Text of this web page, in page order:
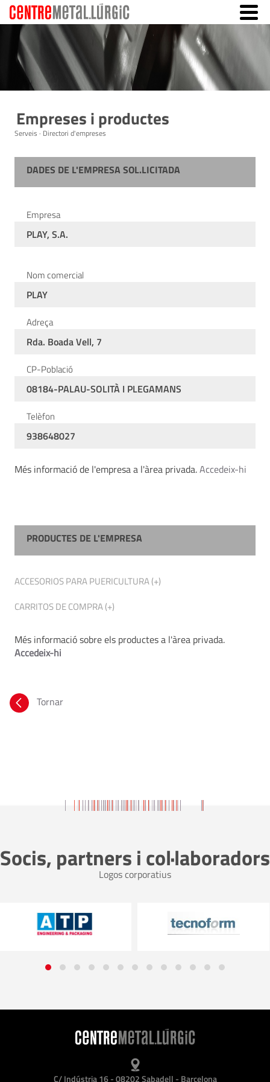
Empreses i productes
Serveis · Directori d'empreses
DADES DE L'EMPRESA SOL.LICITADA
Empresa
PLAY, S.A.
Nom comercial
PLAY
Adreça
Rda. Boada Vell, 7
CP-Població
08184-PALAU-SOLITÀ I PLEGAMANS
Telèfon
938648027
Més informació de l'empresa a l'àrea privada.Accedeix-hi
PRODUCTES DE L'EMPRESA
ACCESORIOS PARA PUERICULTURA (+)
CARRITOS DE COMPRA (+)
Més informació sobre els productes a l'àrea privada.
Accedeix-hi
Tornar
Socis, partners i col·laboradors
Logos corporatius
C/ Indústria 16 - 08202 Sabadell - Barcelona